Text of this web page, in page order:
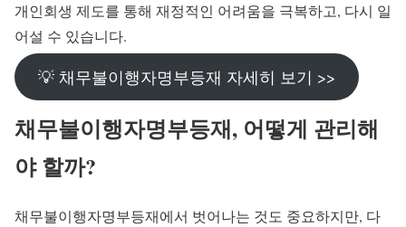
개인회생 제도를 통해 재정적인 어려움을 극복하고, 다시 일
어설 수 있습니다.
💡 채무불이행자명부등재 자세히 보기 >>
채무불이행자명부등재, 어떻게 관리해
야 할까?
채무불이행자명부등재에서 벗어나는 것도 중요하지만, 다